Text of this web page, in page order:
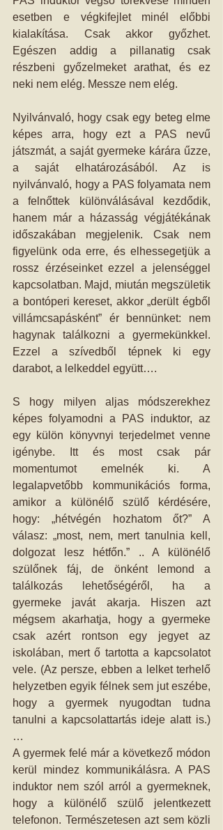
esetben e végkifejlet minél előbbi
kialakítása. Csak akkor győzhet.
Egészen addig a pillanatig csak
részbeni győzelmeket arathat, és ez
neki nem elég. Messze nem elég.
Nyilvánvaló, hogy csak egy beteg elme
képes arra, hogy ezt a PAS nevű
játszmát, a saját gyermeke kárára űzze,
a saját elhatározásából. Az is
nyilvánvaló, hogy a PAS folyamata nem
a felnőttek különválásával kezdődik,
hanem már a házasság végjátékának
időszakában megjelenik. Csak nem
figyelünk oda erre, és elhessegetjük a
rossz érzéseinket ezzel a jelenséggel
kapcsolatban. Majd, miután megszületik
a bontóperi kereset, akkor „derült égből
villámcsapásként” ér bennünket: nem
hagynak találkozni a gyermekünkkel.
Ezzel a szívedből tépnek ki egy
darabot, a lelkeddel együtt….
S hogy milyen aljas módszerekhez
képes folyamodni a PAS induktor, az
egy külön könyvnyi terjedelmet venne
igénybe. Itt és most csak pár
momentumot emelnék ki. A
legalapvetőbb kommunikációs forma,
amikor a különélő szülő kérdésére,
hogy: „hétvégén hozhatom őt?” A
válasz: „most, nem, mert tanulnia kell,
dolgozat lesz hétfőn.” .. A különélő
szülőnek fáj, de önként lemond a
találkozás lehetőségéről, ha a
gyermeke javát akarja. Hiszen azt
mégsem akarhatja, hogy a gyermeke
csak azért rontson egy jegyet az
iskolában, mert ő tartotta a kapcsolatot
vele. (Az persze, ebben a lelket terhelő
helyzetben egyik félnek sem jut eszébe,
hogy a gyermek nyugodtan tudna
tanulni a kapcsolattartás ideje alatt is.)
…
A gyermek felé már a következő módon
kerül mindez kommunikálásra. A PAS
induktor nem szól arról a gyermeknek,
hogy a különélő szülő jelentkezett
telefonon. Természetesen azt sem közli